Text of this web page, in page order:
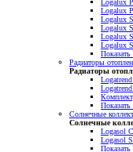
Logalux
Logalux
Logalux S
Logalux
Logalux
Logalux
Показать
Радиаторы
Радиаторы
Показать
Солнечные
Солнечные
Logasol
Logasol
Показать